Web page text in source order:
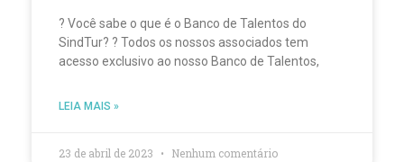
? Você sabe o que é o Banco de Talentos do
SindTur? ? Todos os nossos associados tem
acesso exclusivo ao nosso Banco de Talentos,
LEIA MAIS »
23 de abril de 2023 Nenhum comentário